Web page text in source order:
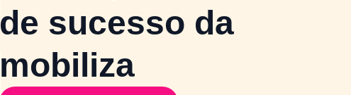
de sucesso da
mobiliza